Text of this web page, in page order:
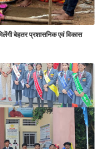
मिलेंगी बेहतर प्रशासनिक एवं विकास